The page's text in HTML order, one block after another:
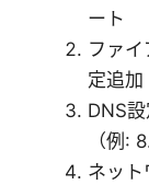
ート
ファ
定追加
DNS
（例:
ネット